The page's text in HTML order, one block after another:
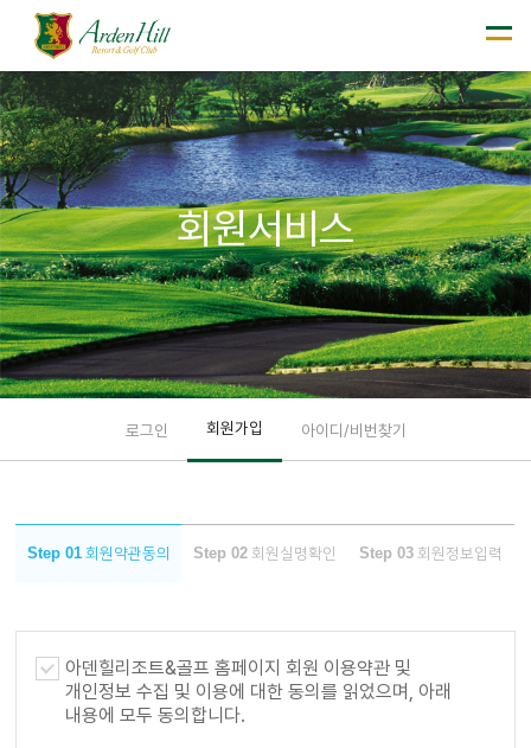
회원서비스
로그인 회원가입 아이디/비번찾기
Step 01회원약관동의 Step 02회원실명확인 Step 03 회원정보입력
아덴힐리조트&골프 홈페이지 회원 이용약관 및
개인정보 수집 및 이용에 대한 동의를 읽었으며, 아래
내용에 모두 동의합니다.